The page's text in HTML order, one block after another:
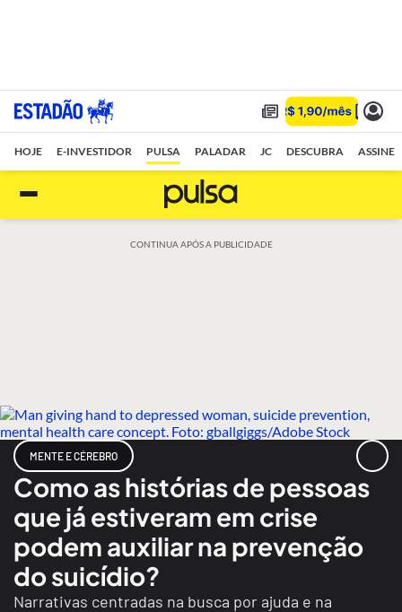
HOJE E-INVESTIDOR PULSA PALADAR JC DESCUBRA ASSINE
CONTINUA APÓS A PUBLICIDADE
MENTE E CÉREBRO
Como as histórias de pessoas
que já estiveram em crise
podem auxiliar na prevenção
do suicídio?
Narrativas centradas na busca por ajuda e na